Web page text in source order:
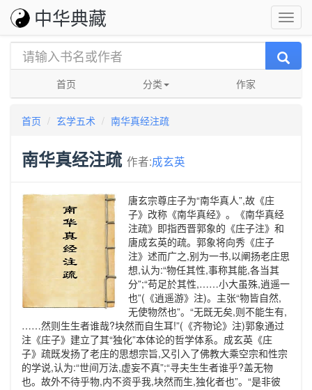
中华典藏
首页 分类 作家
首页 玄学五术 南华真经注疏
南华真经注疏 作者:成玄英
唐玄宗尊庄子为“南华真人”,故《庄
子》改称《南华真经》。《南华真经
注疏》即指西晋郭象的《庄子注》和
唐成玄英的疏。郭象将向秀《庄子
注》述而广之,别为一书,以阐扬老庄思
想,认为:“物任其性,事称其能,各当其
分”;“苟足於其性,……小大虽殊,逍遥一
也”(《逍遥游》注)。主张“物皆自然,
无使物然也”。“无既无矣,则不能生有,
……然则生生者谁哉?块然而自生耳!”(《齐物论》注)郭象通过
注《庄子》建立了其“独化”本体论的哲学体系。成玄英《庄
子》疏既发扬了老庄的思想宗旨,又引入了佛教大乘空宗和性宗
的学说,认为:“世间万法,虚妄不真”;“寻夫生生者谁乎?盖无物
也。故外不待乎物,内不资乎我,块然而生,独化者也”。“是非彼